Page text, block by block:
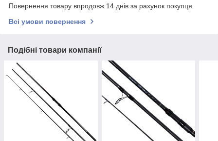
Повернення товару впродовж 14 днів за рахунок покупця
Всі умови повернення
Подібні товари компанії